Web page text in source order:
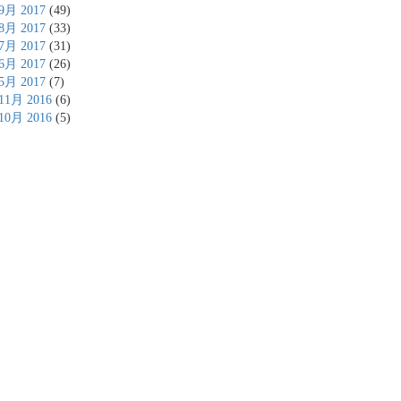
月 2017 (49)
月 2017 (33)
7月 2017 (31)
月 2017 (26)
月 2017 (7)
11月 2016 (6)
10月 2016 (5)